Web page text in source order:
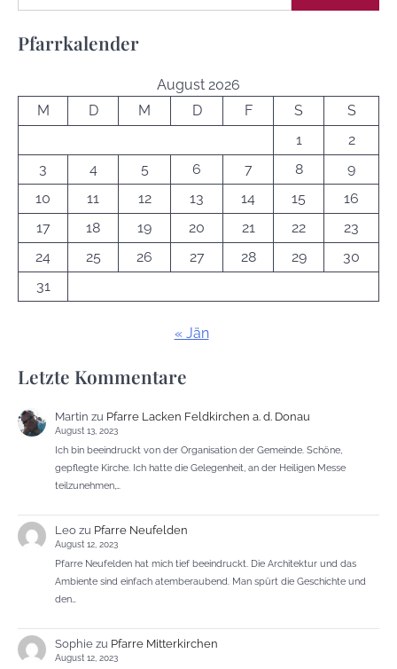
Pfarrkalender
August 2026
M
D M D F S
S
1
2
3
4 5 6 7 8
9
10
11 12 13 14 15
16
17
18 19 20 21 22
23
24
25 26 27 28 29
30
31
« Jän
Letzte Kommentare
Martin zu Pfarre Lacken Feldkirchen a. d. Donau
August 13, 2023
Ich bin beeindruckt von der Organisation der Gemeinde. Schöne,
gepflegte Kirche. Ich hatte die Gelegenheit, an der Heiligen Messe
teilzunehmen,…
Leozu Pfarre Neufelden
August 12, 2023
Pfarre Neufelden hat mich tief beeindruckt. Die Architektur und das
Ambiente sind einfach atemberaubend. Man spürt die Geschichte und
den…
Sophiezu Pfarre Mitterkirchen
August 12, 2023